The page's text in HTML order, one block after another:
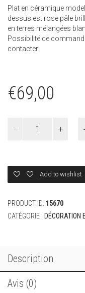
Plat en céramique
dessus est rose pâle
en terres mélangées
Possibilité de
contacter.
€69,00
terre
en
pâle
Add to wishlist
PRODUCT ID: 15670
CATÉGORIE : DÉCORATION
Description
Avis (0)